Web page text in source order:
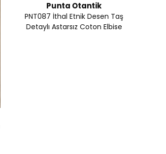
Punta Otantik
PNT087 İthal Etnik Desen Taş
Detaylı Astarsız Coton Elbise